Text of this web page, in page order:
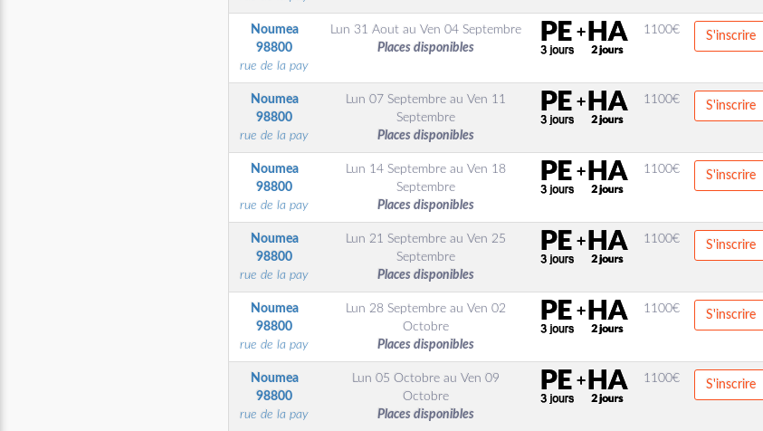
Noumea
98800
rue de la pay
Lun 31 Aoutau Ven 04 Septembre
Places disponibles
1100€ S'inscrire
Noumea
98800
rue de la pay
Lun 07 Septembreau Ven 11
Septembre
Places disponibles
1100€ S'inscrire
Noumea
98800
rue de la pay
Lun 14 Septembreau Ven 18
Septembre
Places disponibles
1100€ S'inscrire
Noumea
98800
rue de la pay
Lun 21 Septembreau Ven 25
Septembre
Places disponibles
1100€ S'inscrire
Noumea
98800
rue de la pay
Lun 28 Septembreau Ven 02
Octobre
Places disponibles
1100€ S'inscrire
Noumea
98800
rue de la pay
Lun 05 Octobreau Ven 09
Octobre
Places disponibles
1100€ S'inscrire